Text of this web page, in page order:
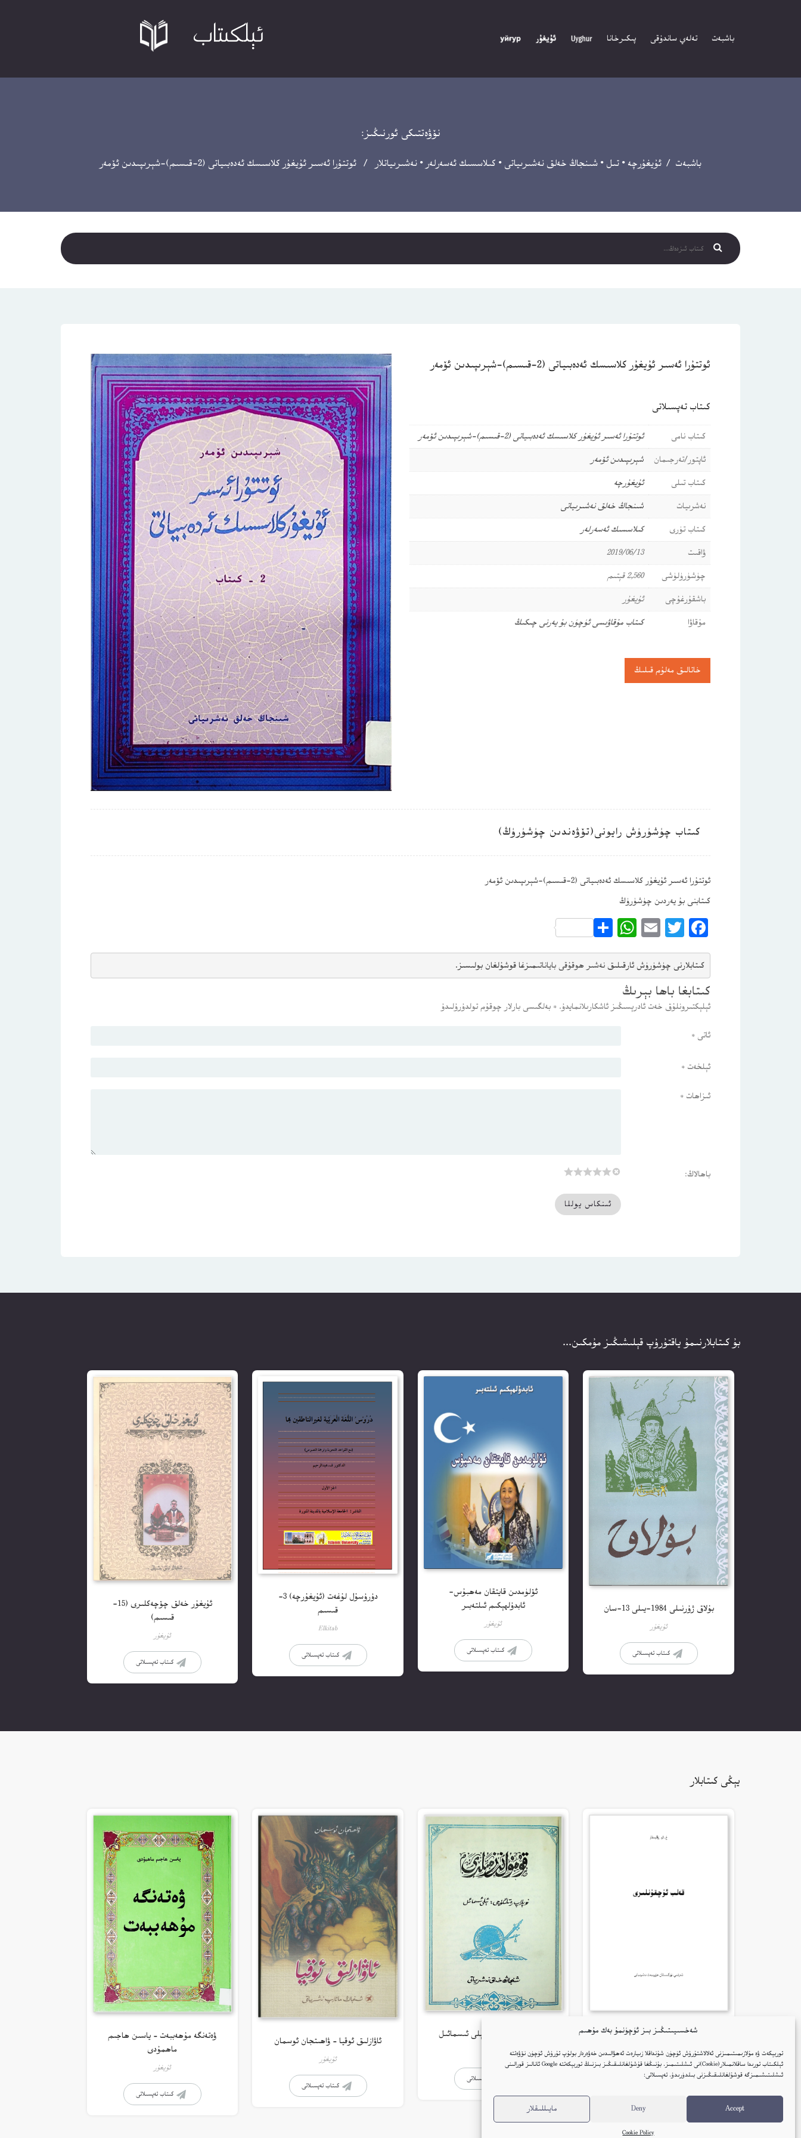
شەخسىيىتىڭىز بىز ئۈچۈنمۇ بەك مۇھىم
توربېكەت ۋە مۇلازىمىتىمىزنى ئەلالاشتۇرۇش ئۈچۈن شۇنداقلا زىيارەت ئەھۋالىدىن خەۋەردار بولۇپ تۇرۇش ئۈچۈن نۆۋەتتە
ئېلكىتاب تورىدا ساقلانمىلار(Cookie)نى ئىشلىتىمىز. بۇنىڭغا قۇشۇلغانلىقىڭىز بىزنىڭ توربېكەتتە Google ئانالىز قورالىنى
ئىشلىتىشىمىزگە قوشۇلغانلىقىڭىزنى بىلدۈرىدۇ. تەپسىلاتى:
Accept
Deny مايىللىقلار
Cookie Policy
باشبەت تەلەي ساندۇقى پىكىرخانا
نۆۋەتتىكى ئورنىڭىز:
باشبەت / ئۇيغۇرچە • تىل • شىنجاڭ خەلق نەشىرىياتى • كىلاسسىك ئەسەرلەر • نەشىرىياتلار / ئوتتۇرا ئەسىر ئۇيغۇر كلاسىسك ئەدەبىياتى (2-قىسىم)-شېرىپىدىن ئۆمەر
ئوتتۇرا ئەسىر ئۇيغۇر كلاسىسك ئەدەبىياتى (2-قىسىم)-شېرىپىدىن ئۆمەر
كىتاب تەپسىلاتى
كىتاب نامى
ئوتتۇرا ئەسىر ئۇيغۇر كلاسىسك ئەدەبىياتى (2-قىسىم)-شېرىپىدىن ئۆمەر
ئاپتور/تەرجىمان
شېرىپىدىن ئۆمەر
كىتاب تىلى
ئۇيغۇرچە
نەشرىيات
شىنجاڭ خەلق نەشىرىياتى
كىتاب تۈرى
كىلاسسىك ئەسەرلەر
ۋاقىت
2019/06/13
چۈشۈرۈلۈشى
2,560 قېتىم
باشقۇرغۇچى
ئۇيغۇر
مۇقاۋا
كىتاب مۇقاۋىسى ئۈچۈن بۇ يەرنى چىكىڭ
خاتالىق مەلۇم قىلىڭ
كىتاب چۈشۈرۈش رايونى(تۆۋەندىن چۈشۈرۈڭ)
ئوتتۇرا ئەسىر ئۇيغۇر كلاسىسك ئەدەبىياتى (2-قىسىم)-شېرىپىدىن ئۆمەر
كىتابنى بۇ يەردىن چۈشۈرۈڭ
Facebook
Twitter
Email
WhatsApp
Share
كىتابلارنى چۈشۈرۈش ئارقىلىق نەشىر ھوقۇقى باياناتىمىزغا قوشۇلغان بولىسىز.
كىتابغا باھا بېرىڭ
ئېلېكتىرونلۇق خەت ئادرېسىڭىز ئاشكارىلانمايدۇ. * بەلگىسى بارلار چوقۇم تولدۇرۇلىدۇ
ئاتى *
ئېلخەت *
ئىزاھات *
باھالاڭ:
بۇ كىتابلارنىمۇ ياقتۇرۇپ قېلىشىڭىز مۇمكىن...
بۇلاق ژۇرنىلى 1984-يىلى 13-سان
ئۇيغۇر
كىتاب تەپسىلاتى
ئۆلۈمدىن قايتقان مەھبۇس-
ئابدۇلھېكىم ئىلتەبىر
ئۇيغۇر
كىتاب تەپسىلاتى
دۇرۇسۇل لۇغەت (ئۇيغۇرچە) 3-
قىسىم
Elkitab
كىتاب تەپسىلاتى
ئۇيغۇر خەلق چۆچەكلىرى (15-
قىسىم)
ئۇيغۇر
كىتاب تەپسىلاتى
يېڭى كىتابلار
قەلب ئۇچقۇنلىرى – غۇلام ئوسمان
ئۇيغۇر
قۇمۇل نەزمىلىرى – ئېلى ئىسمائىل
كىتاب تەپسىلاتى
ئاۋازلىق ئوقيا – ۋاھىتجان ئوسمان
ئۇيغۇر
كىتاب تەپسىلاتى
ۋەتەنگە مۇھەببەت – ياسىن ھاجىم
ماھمۇدى
ئۇيغۇر
كىتاب تەپسىلاتى